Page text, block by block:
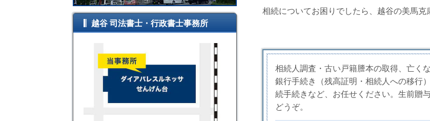
相続についてお困りでしたら、越谷の美馬克
相続人調査・古い戸籍謄本の取得、亡く
銀行手続き（残高証明・相続人への移行
続手続きなど、お任せください。生前贈
どうぞ。
越谷 司法書士・行政書士事務所